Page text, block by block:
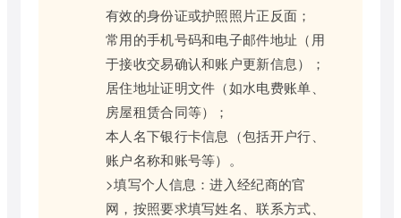
有效的身份证或护照照片正反面；
常用的手机号码和电子邮件地址（用
于接收交易确认和账户更新信息）；
居住地址证明文件（如水电费账单、
房屋租赁合同等）；
本人名下银行卡信息（包括开户行、
账户名称和账号等）。
>填写个人信息：进入经纪商的官
网，按照要求填写姓名、联系方式、